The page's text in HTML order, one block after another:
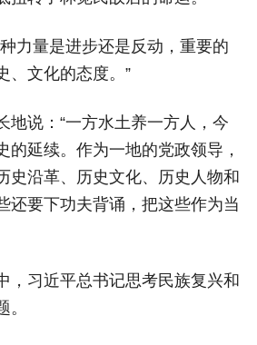
力量是进步还是反动，重要的
、文化的态度。”
地说：“一方水土养一方人，今
的延续。作为一地的党政领导，
史沿革、历史文化、历史人物和
还要下功夫背诵，把这些作为当
，习近平总书记思考民族复兴和